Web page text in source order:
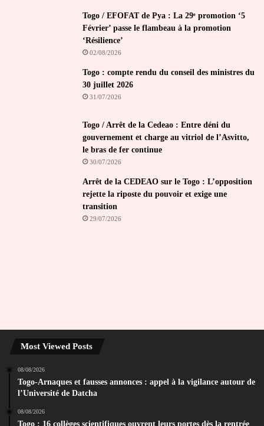
Togo / EFOFAT de Pya : La 29ᵉ promotion ‘5
Février’ passe le flambeau à la promotion
‘Résilience’
02/08/2026
Togo : compte rendu du conseil des ministres du
30 juillet 2026
31/07/2026
Togo / Arrêt de la Cedeao : Entre déni du
gouvernement et charge au vitriol de l’Asvitto,
le bras de fer continue
30/07/2026
Arrêt de la CEDEAO sur le Togo : L’opposition
rejette la riposte du pouvoir et exige une
transition
29/07/2026
Most Viewed Posts
08/08/2026
Togo-Arnaques et fausses annonces : appel à la vigilance autour de
l’Université de Datcha
08/08/2026
Togo : 16 collèges scientifiques ouvrent leurs portes dès la rentrée